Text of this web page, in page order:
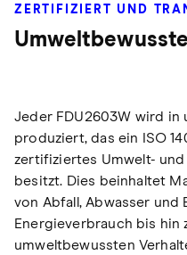
ZERTIFIZIERT UND
Jeder FDU2603W wird in
produziert, das ein ISO
zertifiziertes Umwelt-
besitzt. Dies beinhaltet
von Abfall, Abwasser und
Energieverbrauch bis hin
umweltbewussten